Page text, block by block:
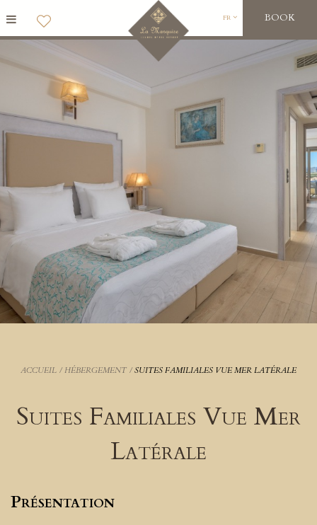
BOOK
FR
ACCUEIL /HÉBERGEMENT /SUITES FAMILIALES VUE MER LATÉRALE
Suites Familiales Vue Mer
Latérale
Présentation